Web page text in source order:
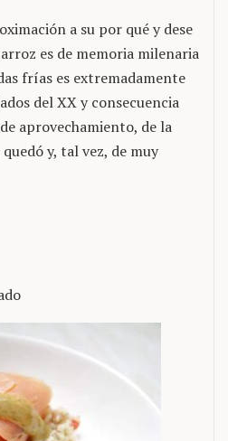
a su por qué y dese
es de memoria milenaria
frías es extremadamente
del XX y consecuencia
aprovechamiento, de la
y, tal vez, de muy